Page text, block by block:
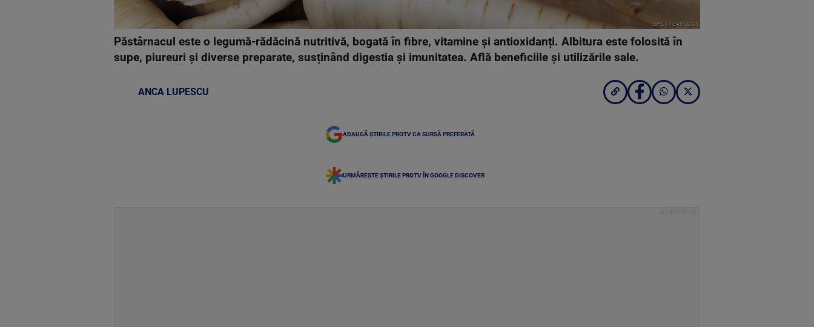
SHUTTERSTOCK
Păstârnacul este o legumă-rădăcină nutritivă, bogată în fibre, vitamine și antioxidanți. Albitura este folosită în
supe, piureuri și diverse preparate, susținând digestia și imunitatea. Află beneficiile și utilizările sale.
ANCA LUPESCU
ADAUGĂ ȘTIRILE PROTV CA SURSĂ PREFERATĂ
URMĂREȘTE ȘTIRILE PROTV ÎN GOOGLE DISCOVER